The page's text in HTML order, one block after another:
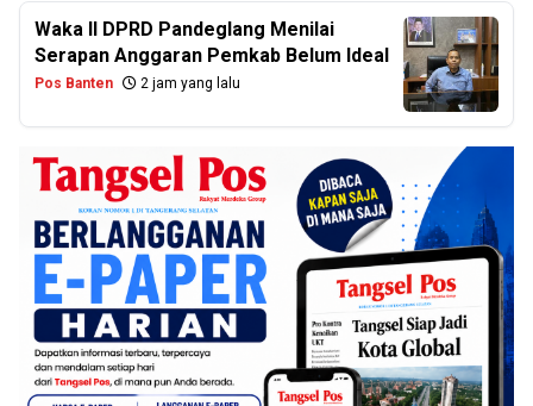
Waka II DPRD Pandeglang Menilai
Serapan Anggaran Pemkab Belum Ideal
Pos Banten 2 jam yang lalu